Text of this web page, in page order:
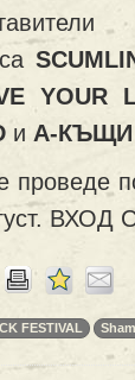
са
YOUR
и А-
проведе
FESTIVAL